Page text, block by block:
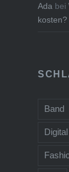
Ada bei
kosten?
Band
Digital